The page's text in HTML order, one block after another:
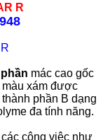
R
mác cao gốc
màu xám được
phần B dạng
đa tính năng.
công việc như